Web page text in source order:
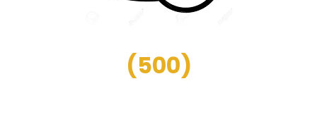
(500)